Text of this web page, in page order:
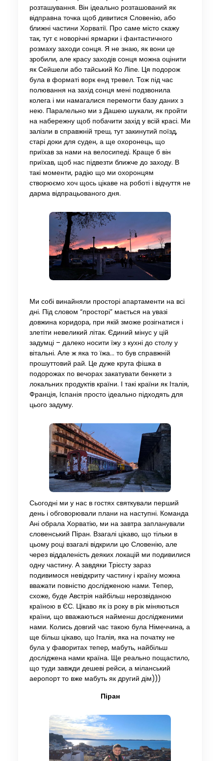
розташування. Він ідеально розташований як
відправна точка щоб дивитися Словенію, або
ближні частини Хорватії. Про саме місто скажу
так, тут є новорічні ярмарки і фантастичного
розмаху заходи сонця. Я не знаю, як вони це
зробили, але красу заходів сонця можна оцінити
як Сейшели або тайський Ко Ліпе. Ця подорож
була в форматі ворк енд тревел. Тож під час
полювання на захід сонця мені подзвонила
колега і ми намагалися перемогти базу даних з
нею. Паралельно ми з Дашею шукали, як пройти
на набережну щоб побачити захід у всій красі. Ми
залізли в справжній треш, тут закинутий поїзд,
старі доки для суден, а ще охоронець, що
приїхав за нами на велосипеді. Краще б він
приїхав, щоб нас підвезти ближче до заходу. В
такі моменти, радію що ми охоронцям
створюємо хоч щось цікаве на роботі і відчуття не
дарма відпрацьованого дня.
Ми собі винайняли просторі апартаменти на всі
дні. Під словом “просторі” мається на увазі
довжина коридора, при якій зможе розігнатися і
злетіти невеликий літак. Єдиний мінус у цій
задумці – далеко носити їжу з кухні до столу у
вітальні. Але ж яка то їжа… то був справжній
прошуттовий рай. Це дуже крута фішка в
подорожах по вечорах закатувати бенкети з
локальних продуктів країни. І такі країни як Італія,
Франція, Іспанія просто ідеально підходять для
цього задуму.
Сьогодні ми у нас в гостях святкували перший
день і обговорювали плани на наступні. Команда
Ані обрала Хорватію, ми на завтра запланували
словенський Піран. Взагалі цікаво, що тільки в
цьому році взагалі відкрили цю Словенію, але
через віддаленість деяких локацій ми подивилися
одну частину. А завдяки Трієсту зараз
подивимося невідкриту частину і країну можна
вважати повністю дослідженою нами. Тепер,
схоже, буде Австрія найбільш нерозвіданою
країною в ЄС. Цікаво як із року в рік міняються
країни, що вважаються найменш дослідженими
нами. Колись довгий час такою була Німеччина, а
ще більш цікаво, що Італія, яка на початку не
була у фаворитах тепер, мабуть, найбільш
досліджена нами країна. Ще реально пощастило,
що туди завжди дешеві рейси, а міланський
аеропорт то вже мабуть як другий дім)))
Піран